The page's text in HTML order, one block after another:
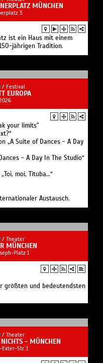
RITTER,
Bundesregierung für
Kroos am 11. August
am 11.
MÜNCHEN
3
ist ein Haus mit einem
jährigen Tradition.
/ Festival
EUROPA
your limits”
„A Suite of Dances - A Day
- A Day In The Studio“
moi, Tituba…“
Austausch.
/ Theater
MÜNCHEN
Platz 1
größten und bedeutendsten
/ Theater
- MÜNCHEN
Str. 1